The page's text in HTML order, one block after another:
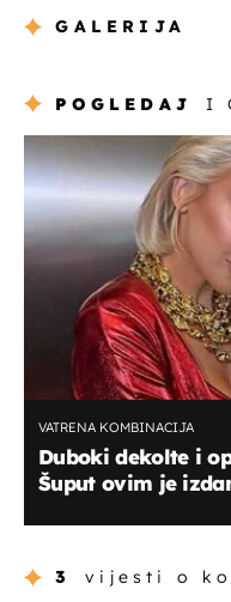
GALERIJA
POGLEDAJ I
VATRENA KOMBINACIJA
Duboki dekolte i
Šuput ovim je
3 vijesti o